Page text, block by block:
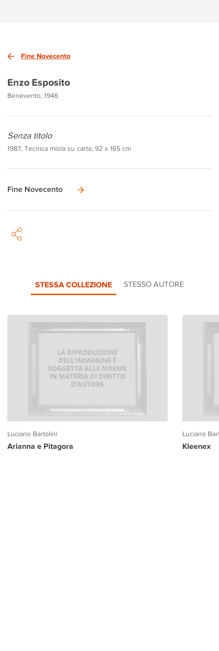
Fine Novecento
Enzo Esposito
Benevento, 1946
Senza titolo
1987, Tecnica mista su carta, 92 x 165 cm
Fine Novecento
STESSA COLLEZIONE STESSO AUTORE
Luciano Bartolini
Arianna e Pitagora
Luciano
Kleenex